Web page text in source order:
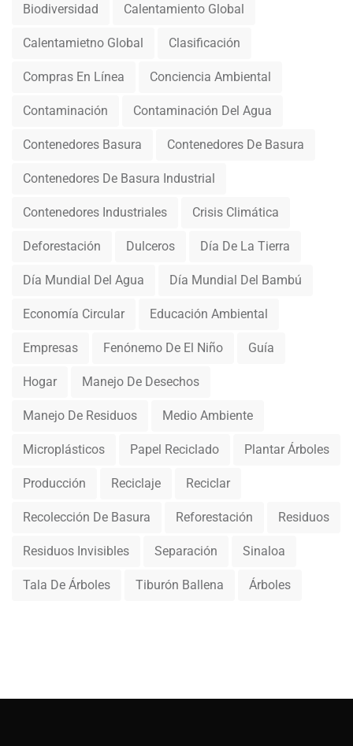
Biodiversidad Calentamiento Global
Calentamietno Global Clasificación
Compras En Línea Conciencia Ambiental
Contaminación Contaminación Del Agua
Contenedores Basura Contenedores De Basura
Contenedores De Basura Industrial
Contenedores Industriales Crisis Climática
Deforestación Dulceros Día De La Tierra
Día Mundial Del Agua Día Mundial Del Bambú
Economía Circular Educación Ambiental
Empresas Fenónemo De El Niño Guía
Hogar Manejo De Desechos
Manejo De Residuos Medio Ambiente
Microplásticos Papel Reciclado Plantar Árboles
Producción Reciclaje Reciclar
Recolección De Basura Reforestación Residuos
Residuos Invisibles Separación Sinaloa
Tala De Árboles Tiburón Ballena Árboles